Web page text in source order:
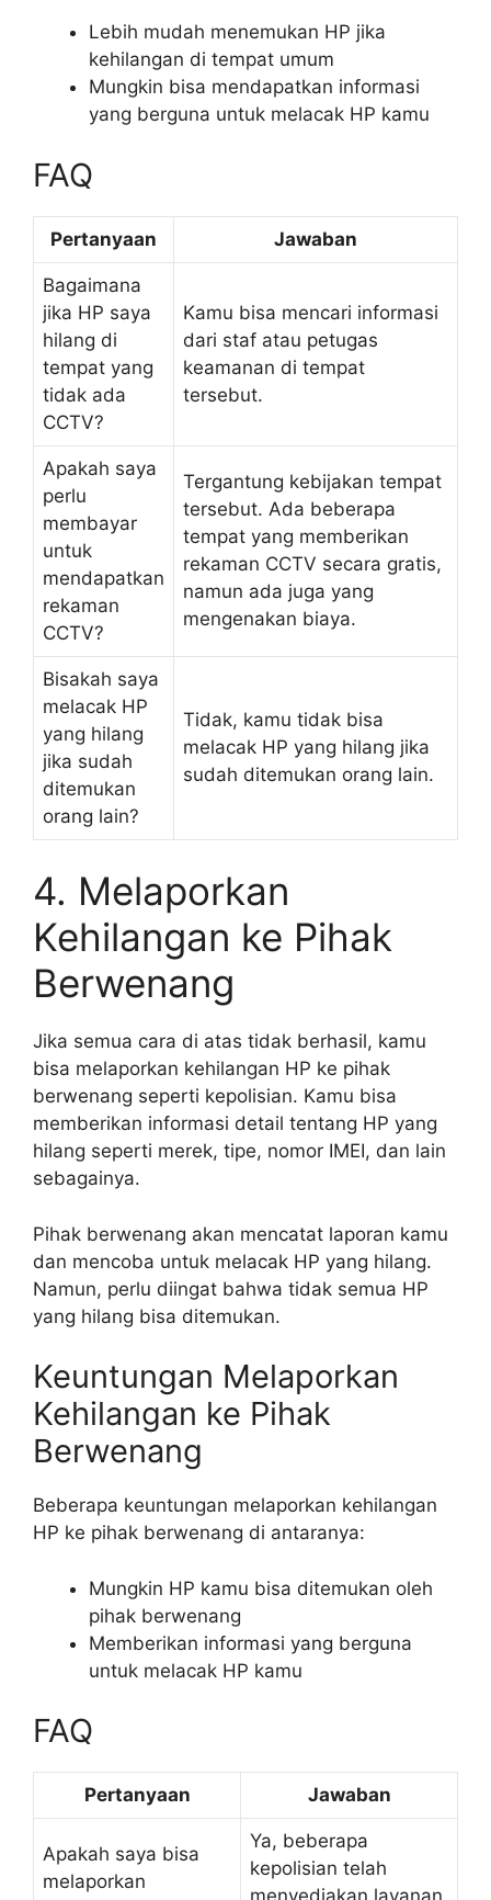
Lebih mudah menemukan HP jika
kehilangan di tempat umum
Mungkin bisa mendapatkan informasi
yang berguna untuk melacak HP kamu
FAQ
Pertanyaan Jawaban
Bagaimana
jika HP saya
hilang di
tempat yang
tidak ada
CCTV?
Kamu bisa mencari informasi
dari staf atau petugas
keamanan di tempat
tersebut.
Apakah saya
perlu
membayar
untuk
mendapatkan
rekaman
CCTV?
Tergantung kebijakan tempat
tersebut. Ada beberapa
tempat yang memberikan
rekaman CCTV secara gratis,
namun ada juga yang
mengenakan biaya.
Bisakah saya
melacak HP
yang hilang
jika sudah
ditemukan
orang lain?
Tidak, kamu tidak bisa
melacak HP yang hilang jika
sudah ditemukan orang lain.
4. Melaporkan
Kehilangan ke Pihak
Berwenang
Jika semua cara di atas tidak berhasil, kamu
bisa melaporkan kehilangan HP ke pihak
berwenang seperti kepolisian. Kamu bisa
memberikan informasi detail tentang HP yang
hilang seperti merek, tipe, nomor IMEI, dan lain
sebagainya.
Pihak berwenang akan mencatat laporan kamu
dan mencoba untuk melacak HP yang hilang.
Namun, perlu diingat bahwa tidak semua HP
yang hilang bisa ditemukan.
Keuntungan Melaporkan
Kehilangan ke Pihak
Berwenang
Beberapa keuntungan melaporkan kehilangan
HP ke pihak berwenang di antaranya:
Mungkin HP kamu bisa ditemukan oleh
pihak berwenang
Memberikan informasi yang berguna
untuk melacak HP kamu
FAQ
Pertanyaan Jawaban
Apakah saya bisa
melaporkan
Ya, beberapa
kepolisian telah
menyediakan layanan